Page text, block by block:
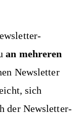
an mehreren
Newsletter
sich
der Newsletter-